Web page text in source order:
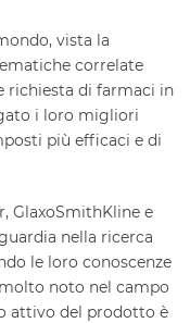
vista la
correlate
richiesta di farmaci in
i loro migliori
più efficaci e di
GlaxoSmithKline e
nella ricerca
le loro conoscenze
noto nel campo
attivo del prodotto è